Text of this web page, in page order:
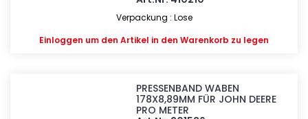
Verpackung : Lose
Einloggen um den Artikel in den Warenkorb zu legen
PRESSENBAND WABEN
178X8,89MM FÜR JOHN DEERE
PRO METER